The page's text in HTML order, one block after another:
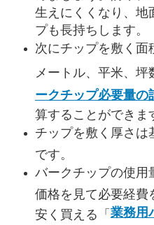
生えにくくなり、地
プも長持ちします。
次にチップを敷く面
メートル、平米、
ークチップ必要量の
算することができま
チップを敷く厚さは
です。
バークチップの使用
価格を見て必要経費
安く買える「業務用